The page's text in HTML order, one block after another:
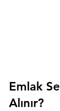
Emlak
Alınır?